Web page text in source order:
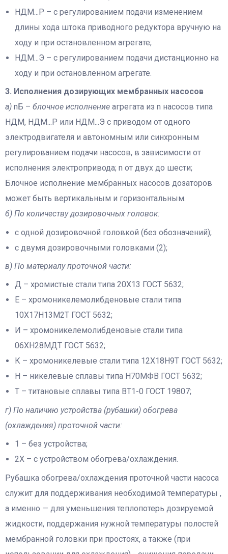
НДМ...Р – с регулированием подачи изменением
длины хода штока приводного редуктора вручную на
ходу и при остановленном агрегате;
НДМ...Э – с регулированием подачи дистанционно на
ходу и при остановленном агрегате.
3. Исполнения дозирующих мембранных насосов
а) nБ – блочное исполнение агрегата из n насосов типа
НДМ, НДМ...Р или НДМ...Э с приводом от одного
электродвигателя и автономным или синхронным
регулированием подачи насосов, в зависимости от
исполнения электропривода; n от двух до шести;
Блочное исполнение мембранных насосов дозаторов
может быть вертикальным и горизонтальным.
б) По количеству дозировочных головок:
с одной дозировочной головкой (без обозначений);
с двумя дозировочными головками (2);
в) По материалу проточной части:
Д – хромистые стали типа 20Х13 ГОСТ 5632;
Е – хромоникелемолибденовые стали типа
10Х17Н13М2Т ГОСТ 5632;
И – хромоникелемолибденовые стали типа
06ХН28МДТ ГОСТ 5632;
К – хромоникелевые стали типа 12Х18Н9Т ГОСТ 5632;
Н – никелевые сплавы типа Н70МФВ ГОСТ 5632;
Т – титановые сплавы типа ВТ1-0 ГОСТ 19807;
г) По наличию устройства (рубашки) обогрева
(охлаждения) проточной части:
1 – без устройства;
2Х – с устройством обогрева/охлаждения.
Рубашка обогрева/охлаждения проточной части насоса
служит для поддерживания необходимой температуры ,
а именно — для уменьшения теплопотерь дозируемой
жидкости, поддержания нужной температуры полостей
мембранной головки при простоях, а также (при